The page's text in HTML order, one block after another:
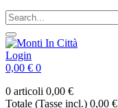
Login
0,00 € 0
0 articoli 0,00 €
Totale (Tasse incl.) 0,00 €